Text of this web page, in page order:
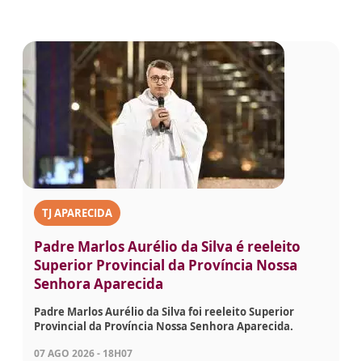
TJ APARECIDA
Padre Marlos Aurélio da Silva é reeleito
Superior Provincial da Província Nossa
Senhora Aparecida
Padre Marlos Aurélio da Silva foi reeleito Superior
Provincial da Província Nossa Senhora Aparecida.
07 AGO 2026 - 18H07